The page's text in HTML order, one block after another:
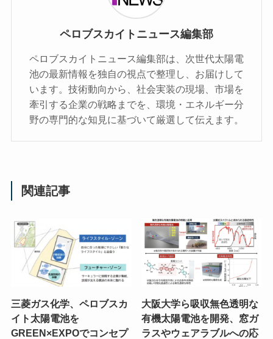
ペロブスカイトニュース編集部
ペロブスカイトニュース編集部は、次世代太陽電
池の最新情報を独自の視点で整理し、お届けして
います。技術動向から、社会実装の現場、市場を
牽引する企業の戦略までを、環境・エネルギー分
野の専門的な知見に基づいて厳選して伝えます。
関連記事
三菱ガス化学、ペロブスカ
イト太陽電池を
GREEN×EXPOでコンセプ
大阪大学ら吸収無色透明な
有機太陽電池を開発、窓ガ
ラスやウェアラブルへの応